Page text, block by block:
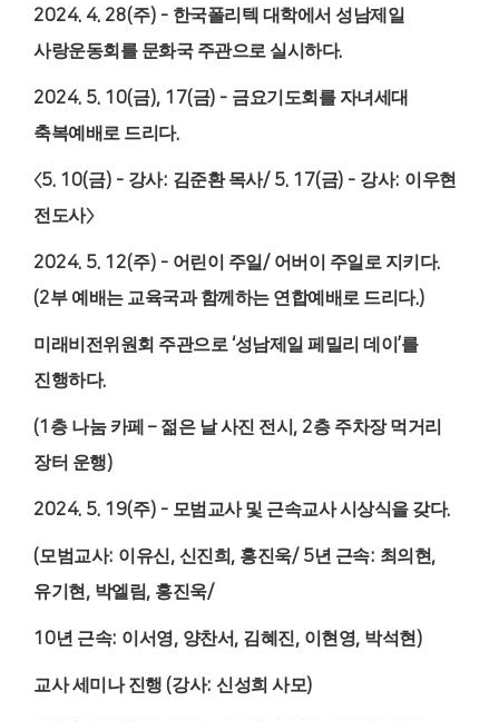
2024. 4. 28(주) - 한국폴리텍 대학에서 성남제일
사랑운동회를 문화국 주관으로 실시하다.
2024. 5. 10(금), 17(금) - 금요기도회를 자녀세대
축복예배로 드리다.
〈5. 10(금) - 강사: 김준환 목사/ 5. 17(금) - 강사: 이우현
전도사〉
2024. 5. 12(주) - 어린이 주일/ 어버이 주일로 지키다.
(2부 예배는 교육국과 함께하는 연합예배로 드리다.)
미래비전위원회 주관으로 ‘성남제일 페밀리 데이 ’를
진행하다.
(1 층 나눔 카페 – 젊은 날 사진 전시 , 2층 주차장 먹거리
장터 운행)
2024. 5. 19(주) - 모범교사 및 근속교사 시상식을 갖다.
(모범교사: 이유신, 신진희 , 홍진욱/ 5년 근속: 최의현,
유기현 , 박엘림, 홍진욱/
10년 근속: 이서영, 양찬서, 김혜진, 이현영, 박석현 )
교사 세미나 진행 (강사: 신성희 사모)